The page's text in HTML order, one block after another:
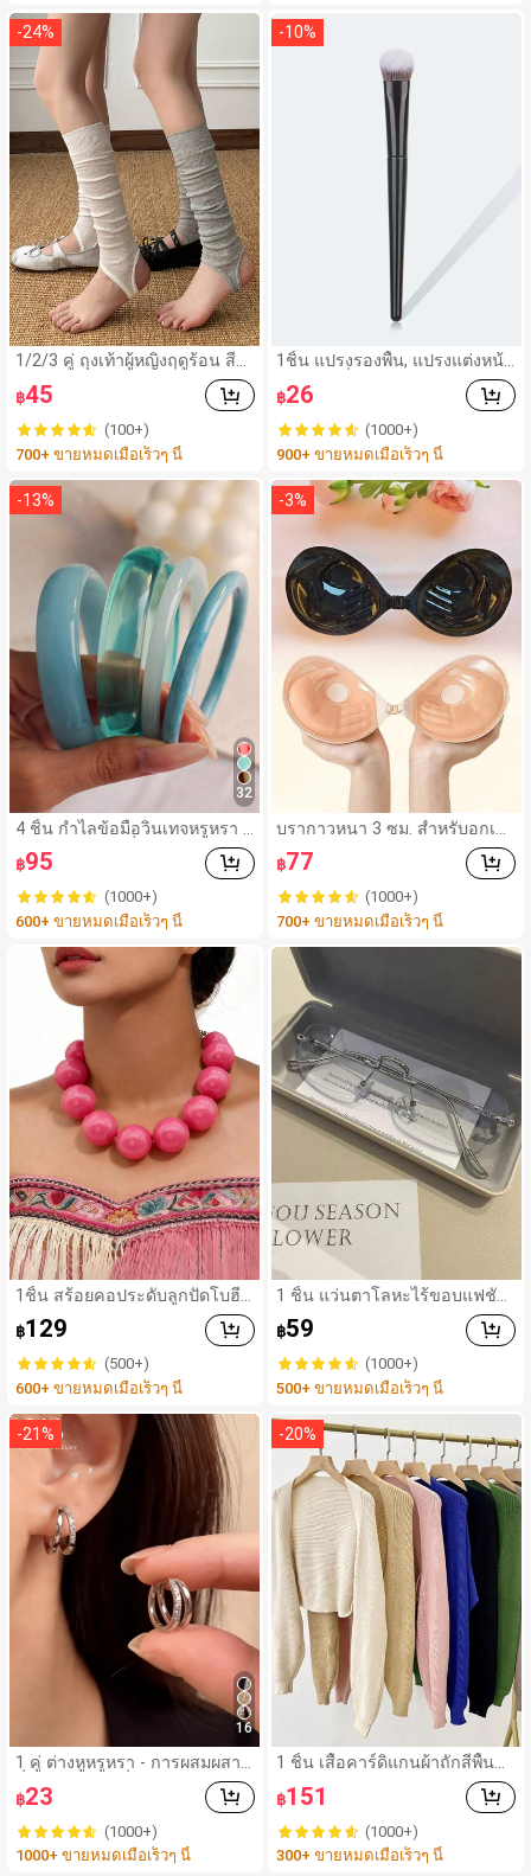
-24%
1/2/3 คู่ ถุงเท้าผู้หญิงฤดูร้อน สีพื้
นบาง มีเท้า น่ารัก สบาย ลำลอง
ใส่ประจำวัน & กลางแจ้ง (ขนาดเ
ล็กเกินไป) ภายในขีดจำกัด 60 ก
ก.
฿45
(100+)
700+ ขายหมดเมื่อเร็วๆ นี้
-10%
1ชิ้น แปรงรองพื้น, แปรงแต่งหน้า
มัลติฟังก์ชั่นแบบพกพาไม้ สไตล์มิ
นิมอล เครื่องมือแต่งหน้าสำหรับผู้
เริ่มต้น,แปรงรองพื้น,แปรงคอนซี
ลเลอร์,แปรงปัดแก้ม,แปรงคอนทั
วร์,แปรงปัดแก้ม,แปรงบรอนเซอร
ปัดแก้ม,ของแถม
฿26
(1000+)
900+ ขายหมดเมื่อเร็วๆ นี้
32
-13%
4 ชิ้น กำไลข้อมือวินเทจหรูหรา ดี
ไซน์มินิมอลแฟชั่น เหมาะสำหรับ
ใส่ในชีวิตประจำวัน อะคริลิก เห
มาะสำหรับใส่ในชีวิตประจำวันแ
ละงานปาร์ตี้ ของขวัญสำหรับผู้ห
ญิง
฿95
(1000+)
600+ ขายหมดเมื่อเร็วๆ นี้
-3%
บรากาวหนา 3 ซม. สำหรับอกเล็
ก แบบไร้สายและไร้หลัง ใส่กับเด
รสได้แนบเนียน บราเสริมหน้าอก
แบบใช้ซ้ำได้ สำหรับงานแต่งงาน
฿77
(1000+)
700+ ขายหมดเมื่อเร็วๆ นี้
1ชิ้น สร้อยคอประดับลูกปัดโบฮีเ
มียนขนาดใหญ่ ดีไซน์เรียบง่ายเกิ
นจริงสำหรับผู้หญิง งานปาร์ตี้ &a
mp; สังสรรค์ มีสีชมพู, สีเบอร์กัน
ดี, สีเทา, สีฟ้า, สีเขียว, สีเหลือง, สี
ม่วง, สีดำ
฿129
(500+)
600+ ขายหมดเมื่อเร็วๆ นี้
1 ชิ้น แว่นตาโลหะไร้ขอบแฟชั่น
฿59
(1000+)
500+ ขายหมดเมื่อเร็วๆ นี้
16
-21%
1 คู่ ต่างหูหรูหรา - การผสมผสาน
ที่ลงตัวของแฟชั่นและความซับซ้
อน, ดีไซน์สองชั้น, เหมาะสำหรับ
สุภาพสตรีและนักเรียน, ต่างหูทอ
งแดงฝังไมโคร
฿23
(1000+)
1000+ ขายหมดเมื่อเร็วๆ นี้
-20%
1 ชิ้น เสื้อคาร์ดิแกนผ้าถักสีพื้นแ
ขนค้างคาวตกแต่งกันแดดสำหรั
บผู้หญิง สำหรับอุปกรณ์เสริมใน
สำนักงานและการเดินทางกลาง
แจ้ง
฿151
(1000+)
300+ ขายหมดเมื่อเร็วๆ นี้